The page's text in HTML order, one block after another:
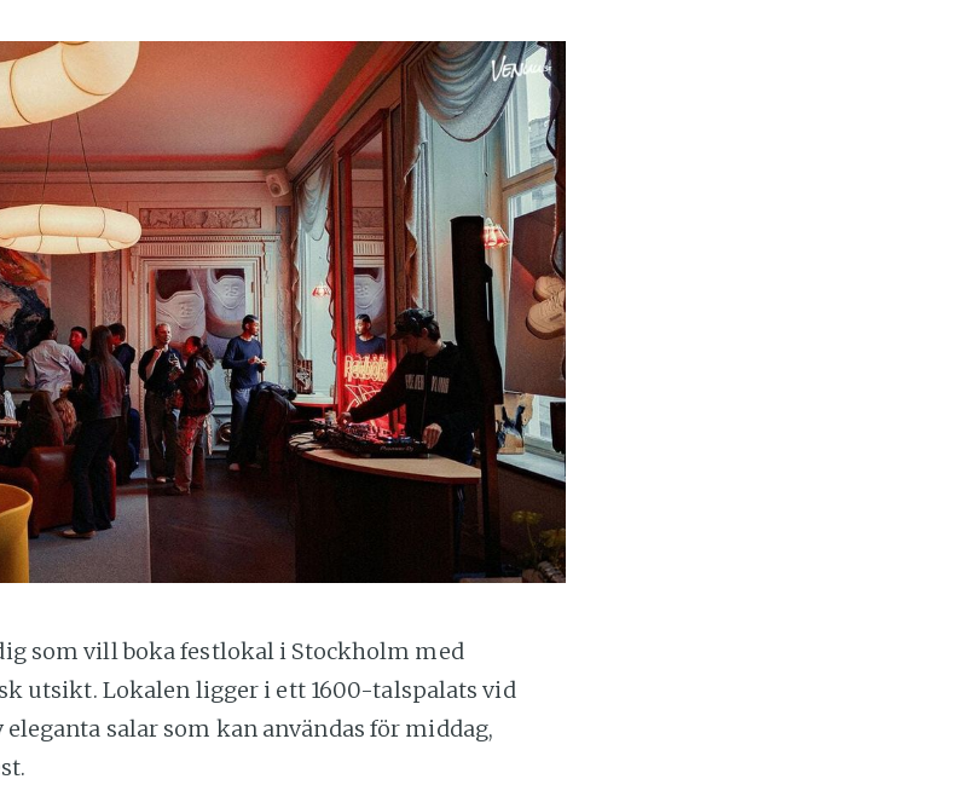
som vill boka festlokal i Stockholm med
utsikt. Lokalen ligger i ett 1600-talspalats vid
eleganta salar som kan användas för middag,